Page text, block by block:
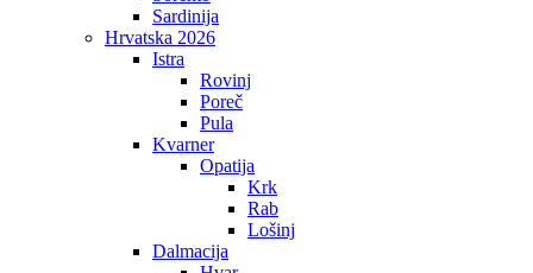
Sardinija
Hrvatska 2026
Istra
Rovinj
Poreč
Pula
Kvarner
Opatija
Krk
Rab
Lošinj
Dalmacija